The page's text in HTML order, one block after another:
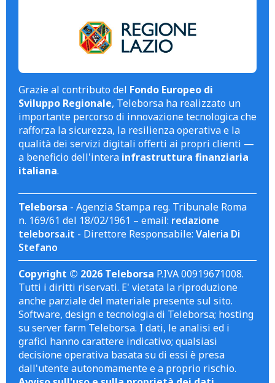
Grazie al contributo del Fondo Europeo di
Sviluppo Regionale, Teleborsa ha realizzato un
importante percorso di innovazione tecnologica che
rafforza la sicurezza, la resilienza operativa e la
qualità dei servizi digitali offerti ai propri clienti —
a beneficio dell'intera infrastruttura finanziaria
italiana.
Teleborsa - Agenzia Stampa reg. Tribunale Roma
n. 169/61 del 18/02/1961 – email: redazione
teleborsa.it - Direttore Responsabile: Valeria Di
Stefano
Copyright © 2026 Teleborsa P.IVA 00919671008.
Tutti i diritti riservati. E' vietata la riproduzione
anche parziale del materiale presente sul sito.
Software, design e tecnologia di Teleborsa; hosting
su server farm Teleborsa. I dati, le analisi ed i
grafici hanno carattere indicativo; qualsiasi
decisione operativa basata su di essi è presa
dall'utente autonomamente e a proprio rischio.